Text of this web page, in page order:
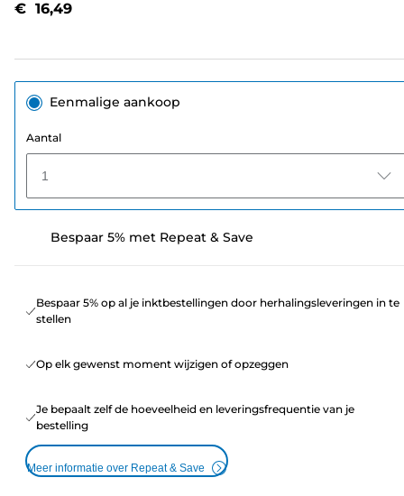
€ 16,49
Eenmalige aankoop
Aantal
1
Bespaar 5% met Repeat & Save
Bespaar 5% op al je inktbestellingen door herhalingsleveringen in te
stellen
Op elk gewenst moment wijzigen of opzeggen
Je bepaalt zelf de hoeveelheid en leveringsfrequentie van je
bestelling
Meer informatie over Repeat & Save